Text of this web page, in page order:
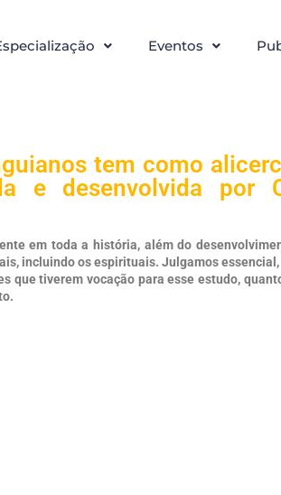
Eventos
tem como
e desenvolvida por
em toda a história, além do
incluindo os espirituais. Julgamos essencial,
que tiverem vocação para esse estudo,